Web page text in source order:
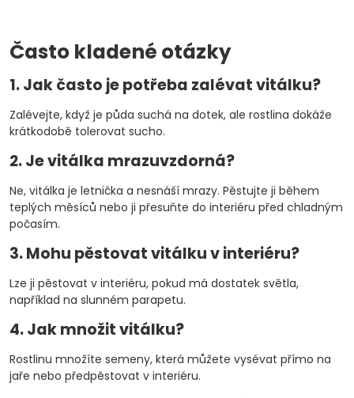
Často kladené otázky
1. Jak často je potřeba zalévat vitálku?
Zalévejte, když je půda suchá na dotek, ale rostlina dokáže
krátkodobě tolerovat sucho.
2. Je vitálka mrazuvzdorná?
Ne, vitálka je letnička a nesnáší mrazy. Pěstujte ji během
teplých měsíců nebo ji přesuňte do interiéru před chladným
počasím.
3. Mohu pěstovat vitálku v interiéru?
Lze ji pěstovat v interiéru, pokud má dostatek světla,
například na slunném parapetu.
4. Jak množit vitálku?
Rostlinu množíte semeny, která můžete vysévat přímo na
jaře nebo předpěstovat v interiéru.